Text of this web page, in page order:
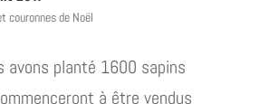
couronnes de Noël
avons planté 1600 sapins
à être vendus